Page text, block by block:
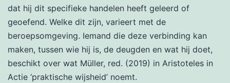
dat hij dit specifieke handelen heeft geleerd of
geoefend. Welke dit zijn, varieert met de
beroepsomgeving. Iemand die deze verbinding kan
maken, tussen wie hij is, de deugden en wat hij doet,
beschikt over wat Müller, red. (2019) in Aristoteles in
Actie ‘praktische wijsheid’ noemt.